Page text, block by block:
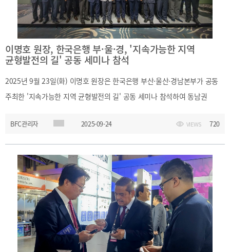
이명호 원장, 한국은행 부·울·경, '지속가능한 지역
균형발전의 길' 공동 세미나 참석
2025년 9월 23일(화) 이명호 원장은 한국은행 부산·울산·경남본부가 공동
주최한 '지속가능한 지역 균형발전의 길' 공동 세미나 참석하여 동남권
이에 대한 대응책을 모색하였습니다.
BFC관리자 2025-09-24 VIEWS 720